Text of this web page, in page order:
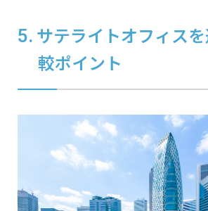
サテライトオフィス
較ポイント